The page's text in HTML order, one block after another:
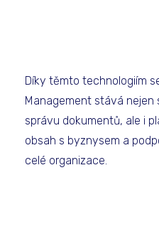
Díky těmto technologiím
Management stává nejen
správu dokumentů, ale i
obsah s byznysem a
celé organizace.